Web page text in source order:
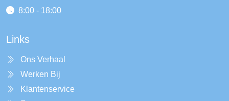
8:00 - 18:00
Links
Ons Verhaal
Werken Bij
Klantenservice